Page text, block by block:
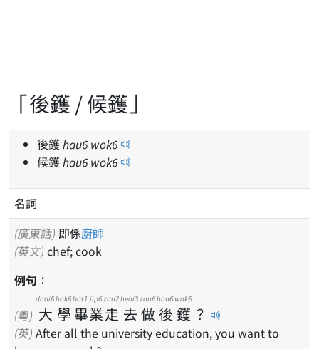
「後鑊 / 候鑊」
後鑊hau6wok6
候鑊hau6wok6
名詞
(廣東話) 即係廚師
(英文) chef; cook
例句：
(粵) 大
daai6
學
hok6
畢
bat1
業
jip6
走
zau2
去
heoi3
做
zou6
後
hau6
鑊
wok6
？
(英) After all the university education, you want to